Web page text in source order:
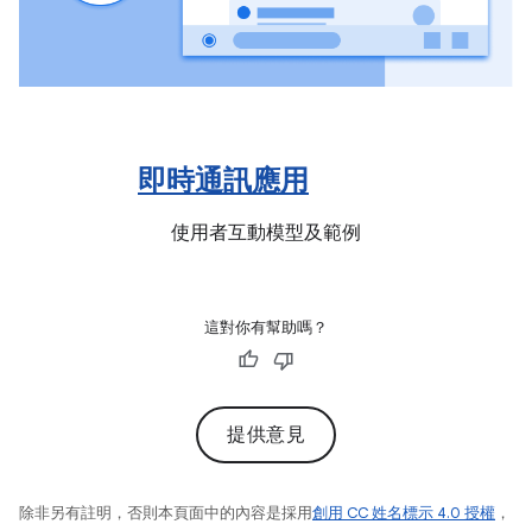
即時通訊應用
使用者互動模型及範例
這對你有幫助嗎？
提供意見
除非另有註明，否則本頁面中的內容是採用創用 CC 姓名標示 4.0 授權 ，